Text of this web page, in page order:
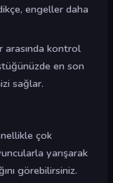
engeller daha
arasında kontrol
en son
sağlar.
çok
yarışarak
görebilirsiniz.